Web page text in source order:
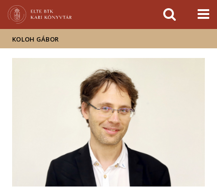
sajtóban
KOLOH GÁBOR